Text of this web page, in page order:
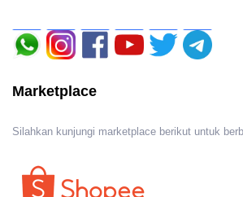
Marketplace
Silahkan kunjungi marketplace berikut untuk